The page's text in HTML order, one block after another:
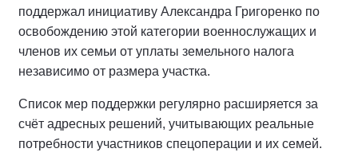
поддержал инициативу Александра Григоренко по
освобождению этой категории военнослужащих и
членов их семьи от уплаты земельного налога
независимо от размера участка.
Список мер поддержки регулярно расширяется за
счёт адресных решений, учитывающих реальные
потребности участников спецоперации и их семей.